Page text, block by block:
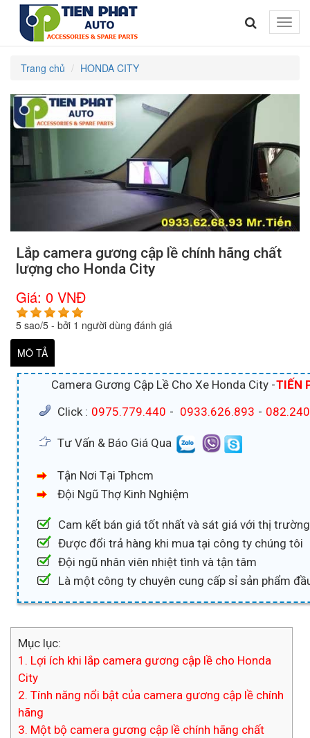
Toggle
Trang chủ HONDA CITY
Lắp camera gương cập lề chính hãng chất
lượng cho Honda City
Giá:0 VNĐ
5 sao/5 - bởi 1 người dùng đánh giá
MÔ TẢ
Camera Gương Cập Lề Cho Xe Honda City -TIẾN
Click : 0975.779.440 - 0933.626.893 -
Tư Vấn & Báo Giá Qua
Tận Nơi Tại Tphcm
Đội Ngũ Thợ Kinh Nghiệm
Cam kết bán giá tốt nhất và sát giá với thị trường
Được đổi trả hàng khi mua tại công ty chúng tôi
Đội ngũ nhân viên nhiệt tình và tận tâm
Là một công ty chuyên cung cấp sỉ sản phẩm
Mục lục:
1. Lợi ích khi lắp camera gương cập lề cho Honda
City
2. Tính năng nổi bật của camera gương cập lề chính
hãng
3. Một bộ camera gương cập lề chính hãng chất